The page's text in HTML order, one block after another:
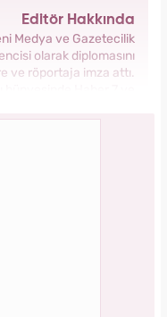
Editör Hakkında
Medya ve Gazetecilik
olarak diplomasını
ve röportaja imza attı.
bünyesinde Haber 7 ve
ilk adımını attı.